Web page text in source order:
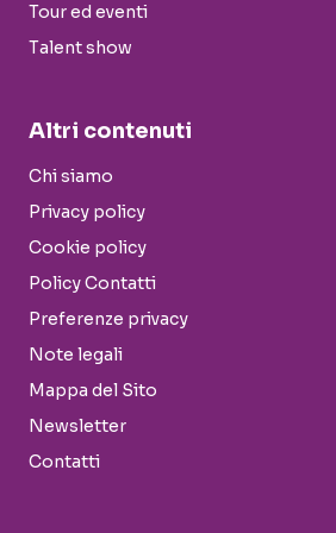
Tour ed eventi
Talent show
Altri contenuti
Chi siamo
Privacy policy
Cookie policy
Policy Contatti
Preferenze privacy
Note legali
Mappa del Sito
Newsletter
Contatti